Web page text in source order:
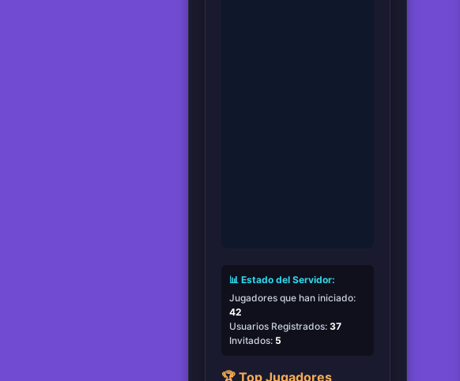
📊 Estado del Servidor:
Jugadores que han iniciado:
42
Usuarios Registrados: 37
Invitados: 5
🏆 Top Jugadores